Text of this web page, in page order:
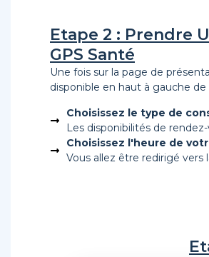
Etape 2 : Prendre
GPS Santé
Une fois sur la page de
disponible en haut à gauche
Choisissez le type de
Les disponibilités de
Choisissez l'heure de
Vous allez être redirigé